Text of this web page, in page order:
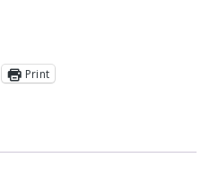
Print